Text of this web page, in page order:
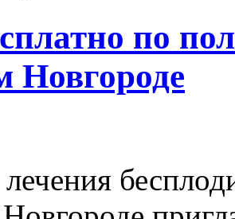
по
Новгороде